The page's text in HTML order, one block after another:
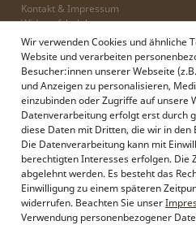
Kontakt & Impressum
Widerrufsbelehrung
Zahlung & Lieferung
Datenschutz
AGB
Alpenflüstern
Philosophie
Händlerbereich
Firmenkunden
Sonderanfertigungen
Pressebereich
Kontakt & Impressum
Wir verwenden Cookies und ähnliche
Website und verarbeiten
Besucher:innen unserer Webseite
und Anzeigen zu personalisieren,
einzubinden oder Zugriffe auf unsere
Datenverarbeitung erfolgt erst durch
diese Daten mit Dritten, die wir in den
Die Datenverarbeitung kann mit
berechtigten Interesses erfolgen. Die
abgelehnt werden. Es besteht das
Einwilligung zu einem späteren
widerrufen. Beachten Sie unser
Verwendung personenbezogener